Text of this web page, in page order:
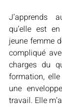
J’apprends
qu’elle est
jeune femme
compliqué
charges du
formation,
une
travail. Elle